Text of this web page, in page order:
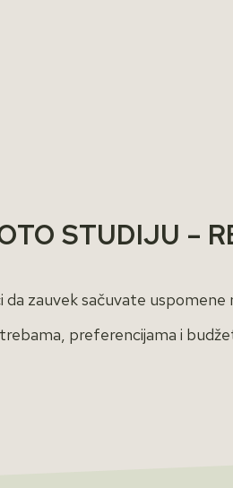
STUDIJU –
zauvek sačuvate uspomene
preferencijama i